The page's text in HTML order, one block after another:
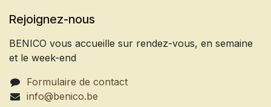
Rejoignez-nous
BENICO vous accueille sur rendez-vous, en semaine
et le week-end
Formulaire de contact
info@benico.be